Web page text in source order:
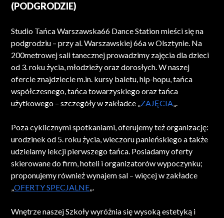
(PODGRODZIE)
Studio Tańca Warszawska66 Dance Station mieści się na
podgrodziu – przy al. Warszawskiej 66a w Olsztynie. Na
200metrowej sali tanecznej prowadzimy zajęcia dla dzieci
od 3. roku życia, młodzieży oraz dorosłych. W naszej
ofercie znajdziecie m.in. kursy baletu, hip-hopu, tańca
współczesnego, tańca towarzyskiego oraz tańca
użytkowego – szczegóły w zakładce „ZAJĘCIA„.
Poza cyklicznymi spotkaniami, oferujemy też organizację:
urodzinek od 5. roku życia, wieczoru panieńskiego a także
udzielamy lekcji pierwszego tańca. Posiadamy oferty
skierowane do firm, hoteli i organizatorów wypoczynku;
proponujemy również wynajem sal – więcej w zakładce
„OFERTY SPECJALNE„.
Wnętrze naszej Szkoły wyróżnia się wysoką estetyką i